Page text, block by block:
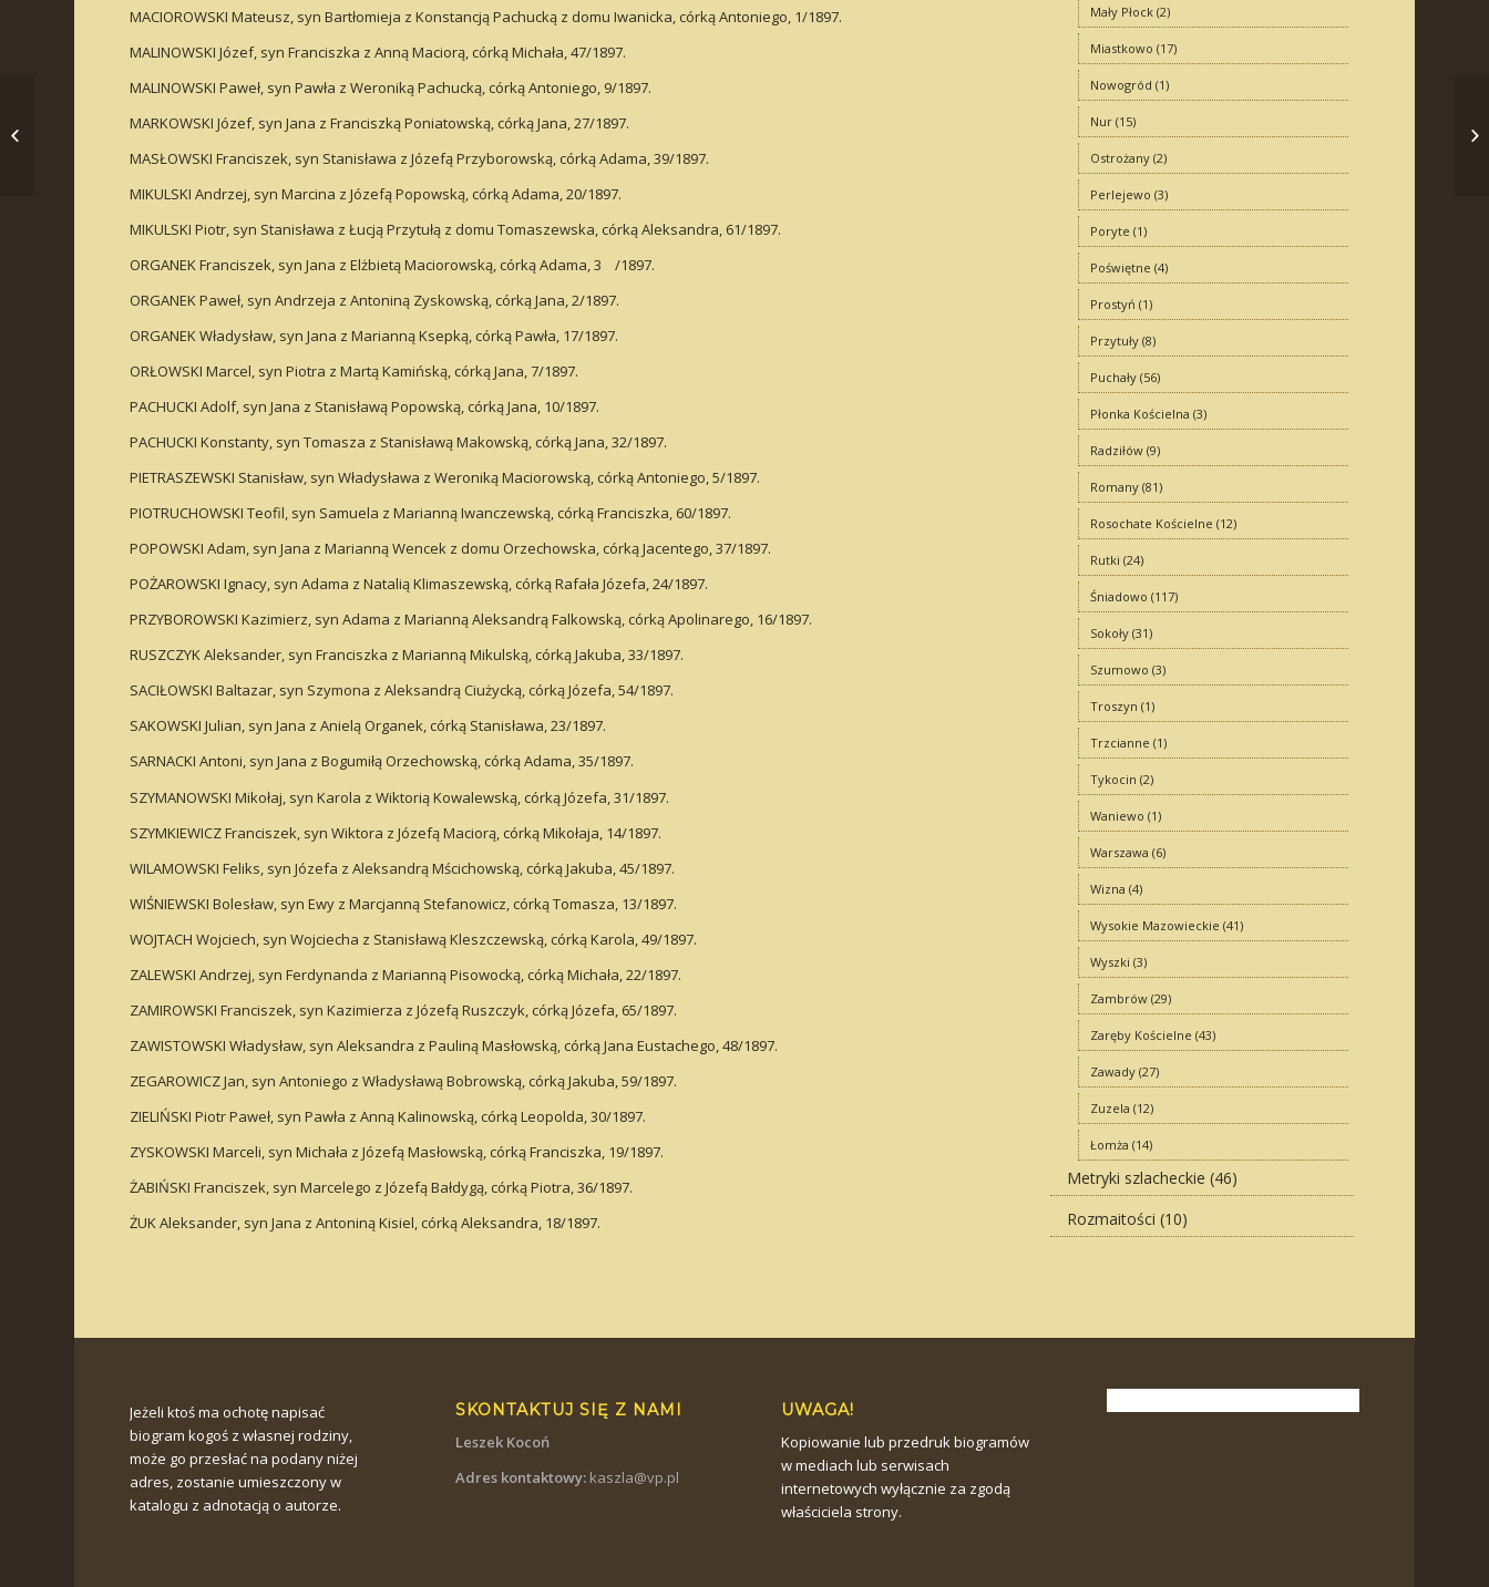
MACIOROWSKI Mateusz, syn Bartłomieja z Konstancją Pachucką z domu Iwanicka, córką Antoniego, 1/1897.
MALINOWSKI Józef, syn Franciszka z Anną Maciorą, córką Michała, 47/1897.
MALINOWSKI Paweł, syn Pawła z Weroniką Pachucką, córką Antoniego, 9/1897.
MARKOWSKI Józef, syn Jana z Franciszką Poniatowską, córką Jana, 27/1897.
MASŁOWSKI Franciszek, syn Stanisława z Józefą Przyborowską, córką Adama, 39/1897.
MIKULSKI Andrzej, syn Marcina z Józefą Popowską, córką Adama, 20/1897.
MIKULSKI Piotr, syn Stanisława z Łucją Przytułą z domu Tomaszewska, córką Aleksandra, 61/1897.
ORGANEK Franciszek, syn Jana z Elżbietą Maciorowską, córką Adama, 3 /1897.
ORGANEK Paweł, syn Andrzeja z Antoniną Zyskowską, córką Jana, 2/1897.
ORGANEK Władysław, syn Jana z Marianną Ksepką, córką Pawła, 17/1897.
ORŁOWSKI Marcel, syn Piotra z Martą Kamińską, córką Jana, 7/1897.
PACHUCKI Adolf, syn Jana z Stanisławą Popowską, córką Jana, 10/1897.
PACHUCKI Konstanty, syn Tomasza z Stanisławą Makowską, córką Jana, 32/1897.
PIETRASZEWSKI Stanisław, syn Władysława z Weroniką Maciorowską, córką Antoniego, 5/1897.
PIOTRUCHOWSKI Teofil, syn Samuela z Marianną Iwanczewską, córką Franciszka, 60/1897.
POPOWSKI Adam, syn Jana z Marianną Wencek z domu Orzechowska, córką Jacentego, 37/1897.
POŻAROWSKI Ignacy, syn Adama z Natalią Klimaszewską, córką Rafała Józefa, 24/1897.
PRZYBOROWSKI Kazimierz, syn Adama z Marianną Aleksandrą Falkowską, córką Apolinarego, 16/1897.
RUSZCZYK Aleksander, syn Franciszka z Marianną Mikulską, córką Jakuba, 33/1897.
SACIŁOWSKI Baltazar, syn Szymona z Aleksandrą Ciużycką, córką Józefa, 54/1897.
SAKOWSKI Julian, syn Jana z Anielą Organek, córką Stanisława, 23/1897.
SARNACKI Antoni, syn Jana z Bogumiłą Orzechowską, córką Adama, 35/1897.
SZYMANOWSKI Mikołaj, syn Karola z Wiktorią Kowalewską, córką Józefa, 31/1897.
SZYMKIEWICZ Franciszek, syn Wiktora z Józefą Maciorą, córką Mikołaja, 14/1897.
WILAMOWSKI Feliks, syn Józefa z Aleksandrą Mścichowską, córką Jakuba, 45/1897.
WIŚNIEWSKI Bolesław, syn Ewy z Marcjanną Stefanowicz, córką Tomasza, 13/1897.
WOJTACH Wojciech, syn Wojciecha z Stanisławą Kleszczewską, córką Karola, 49/1897.
ZALEWSKI Andrzej, syn Ferdynanda z Marianną Pisowocką, córką Michała, 22/1897.
ZAMIROWSKI Franciszek, syn Kazimierza z Józefą Ruszczyk, córką Józefa, 65/1897.
ZAWISTOWSKI Władysław, syn Aleksandra z Pauliną Masłowską, córką Jana Eustachego, 48/1897.
ZEGAROWICZ Jan, syn Antoniego z Władysławą Bobrowską, córką Jakuba, 59/1897.
ZIELIŃSKI Piotr Paweł, syn Pawła z Anną Kalinowską, córką Leopolda, 30/1897.
ZYSKOWSKI Marceli, syn Michała z Józefą Masłowską, córką Franciszka, 19/1897.
ŻABIŃSKI Franciszek, syn Marcelego z Józefą Bałdygą, córką Piotra, 36/1897.
ŻUK Aleksander, syn Jana z Antoniną Kisiel, córką Aleksandra, 18/1897.
Mały Płock(2)
Miastkowo (17)
Nowogród (1)
Nur(15)
Ostrożany(2)
Perlejewo (3)
Poryte (1)
Poświętne (4)
Prostyń (1)
Przytuły(8)
Puchały(56)
Płonka Kościelna (3)
Radziłów(9)
Romany(81)
Rosochate Kościelne (12)
Rutki (24)
Śniadowo (117)
Sokoły(31)
Szumowo (3)
Troszyn (1)
Trzcianne (1)
Tykocin (2)
Waniewo (1)
Warszawa (6)
Wizna (4)
Wysokie Mazowieckie (41)
Wyszki (3)
Zambrów(29)
Zaręby Kościelne (43)
Zawady(27)
Zuzela (12)
Łomża (14)
Metryki szlacheckie (46)
Rozmaitości (10)
Jeżeli ktoś ma ochotę napisać
biogram kogoś z własnej rodziny,
może go przesłać na podany niżej
adres, zostanie umieszczony w
katalogu z adnotacją o autorze.
SKONTAKTUJ SIĘ Z NAMI
Leszek Kocoń
Adres kontaktowy: kaszla@vp.pl
UWAGA!
Kopiowanie lub przedruk biogramów
w mediach lub serwisach
internetowych wyłącznie za zgodą
właściciela strony.
Indeks małżeństw parafia